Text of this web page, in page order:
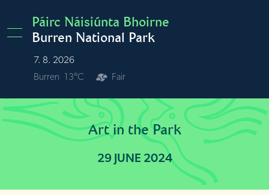
Páirc Náisiúnta Bhoirne
Burren National Park
7. 8. 2026
Burren
13°C Fair
Art in the Park
29 JUNE 2024